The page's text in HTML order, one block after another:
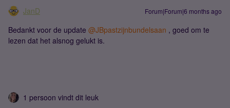
JanD Forum|Forum|6 months ago
Bedankt voor de update ​ @JBpastzijnbundelsaan , goed om te
lezen dat het alsnog gelukt is.
1 persoon vindt dit leuk